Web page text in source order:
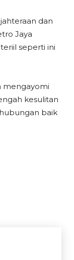
dan
Jaya
seperti ini
mengayomi
kesulitan
baik